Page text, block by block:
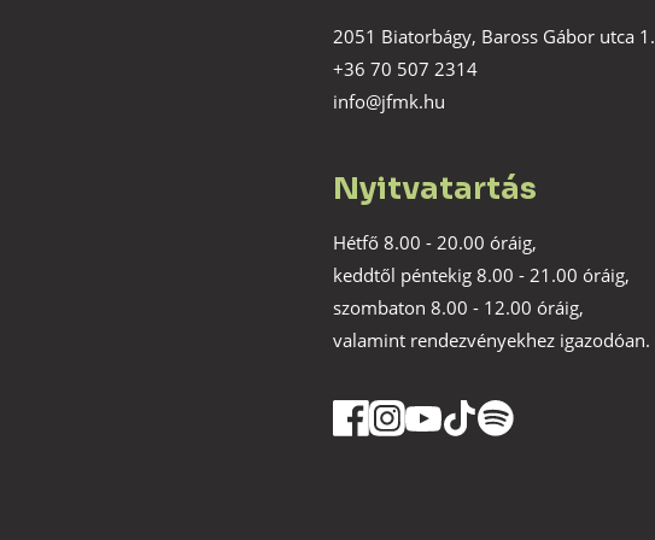
2051 Biatorbágy, Baross Gábor utca 1.
+36 70 507 2314
info@jfmk.hu
Nyitvatartás
Hétfő 8.00 - 20.00 óráig,
keddtől péntekig 8.00 - 21.00 óráig,
szombaton 8.00 - 12.00 óráig,
valamint rendezvényekhez igazodóan.